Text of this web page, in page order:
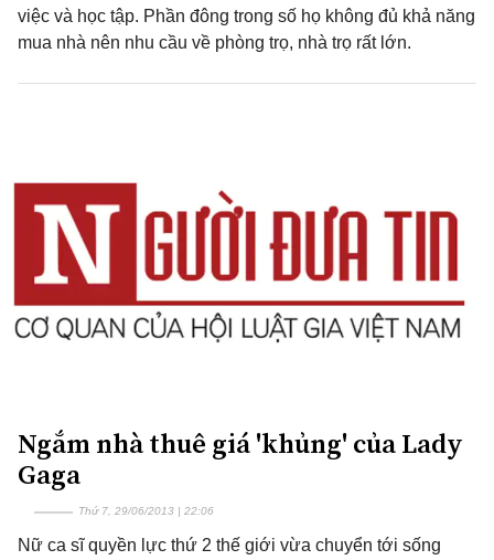
việc và học tập. Phần đông trong số họ không đủ khả năng
mua nhà nên nhu cầu về phòng trọ, nhà trọ rất lớn.
Ngắm nhà thuê giá 'khủng' của Lady
Gaga
Thứ 7, 29/06/2013 | 22:06
Nữ ca sĩ quyền lực thứ 2 thế giới vừa chuyển tới sống